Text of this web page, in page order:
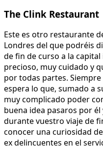
The Clink Restaurant
Este es otro restaurante
Londres del que podréis
de fin de curso a la
precioso, muy cuidado y
por todas partes.
espera lo que, sumado a
muy complicado poder
buena idea pasaros por
durante vuestro viaje de
conocer una curiosidad
ex delincuentes en el